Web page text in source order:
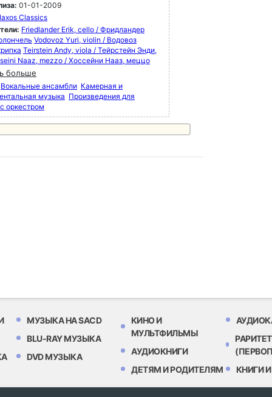
01-01-2009
Classics
Friedlander Erik, cello / Фридландер
Vodovoz Yuri, violin / Водовоз
Teirstein Andy, viola / Тейрстейн Энди,
Naaz, mezzo / Хоссейни Нааз, меццо
больше
Вокальные ансамбли Камерная и
музыка Произведения для
оркестром
МУЗЫКА НА SACD
BLU-RAY МУЗЫКА
DVD МУЗЫКА
КИНО И
МУЛЬТФИЛЬМЫ
АУДИОКНИГИ
ДЕТЯМ И РОДИТЕЛЯМ
КНИГИ